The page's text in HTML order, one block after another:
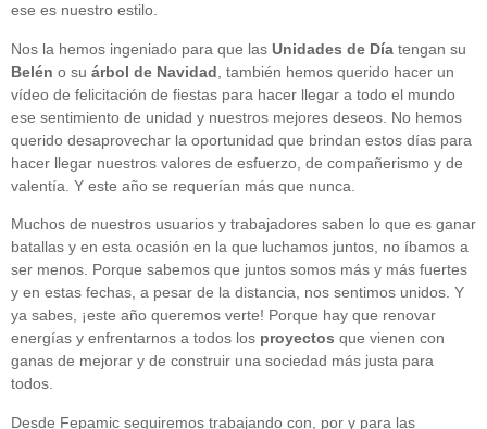
ese es nuestro estilo.
Nos la hemos ingeniado para que las Unidades de Día tengan su
Belén o su árbol de Navidad , también hemos querido hacer un
vídeo de felicitación de fiestas para hacer llegar a todo el mundo
ese sentimiento de unidad y nuestros mejores deseos. No hemos
querido desaprovechar la oportunidad que brindan estos días para
hacer llegar nuestros valores de esfuerzo, de compañerismo y de
valentía. Y este año se requerían más que nunca.
Muchos de nuestros usuarios y trabajadores saben lo que es ganar
batallas y en esta ocasión en la que luchamos juntos, no íbamos a
ser menos. Porque sabemos que juntos somos más y más fuertes
y en estas fechas, a pesar de la distancia, nos sentimos unidos. Y
ya sabes, ¡este año queremos verte! Porque hay que renovar
energías y enfrentarnos a todos los proyectos que vienen con
ganas de mejorar y de construir una sociedad más justa para
todos.
Desde Fepamic seguiremos trabajando con, por y para las